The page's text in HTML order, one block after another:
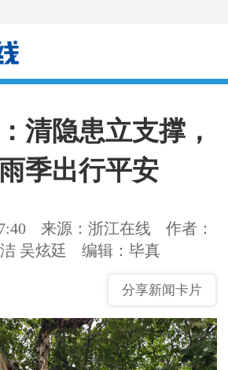
清隐患立支撑，
季出行平安
来源：浙江在线
作者：
吴炫廷
编辑：毕真
分享新闻卡片